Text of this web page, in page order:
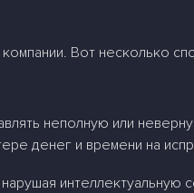
Вот несколько
неполную или
денег и времени на
интеллектуальную